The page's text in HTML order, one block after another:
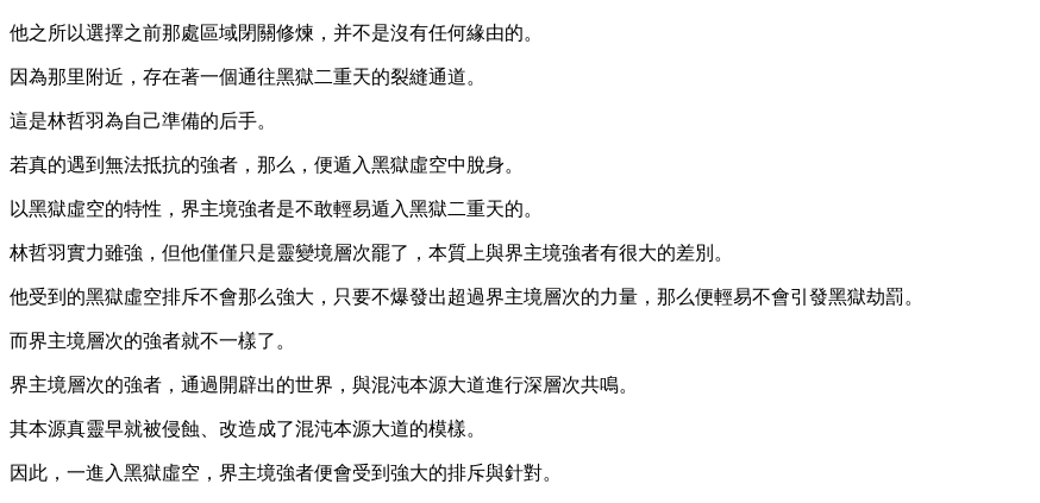
他之所以選擇之前那處區域閉關修煉，并不是沒有任何緣由的。
因為那里附近，存在著一個通往黑獄二重天的裂縫通道。
這是林哲羽為自己準備的后手。
若真的遇到無法抵抗的強者，那么，便遁入黑獄虛空中脫身。
以黑獄虛空的特性，界主境強者是不敢輕易遁入黑獄二重天的。
林哲羽實力雖強，但他僅僅只是靈變境層次罷了，本質上與界主境強者有很大的差別。
他受到的黑獄虛空排斥不會那么強大，只要不爆發出超過界主境層次的力量，那么便輕易不會引發黑獄劫罰。
而界主境層次的強者就不一樣了。
界主境層次的強者，通過開辟出的世界，與混沌本源大道進行深層次共鳴。
其本源真靈早就被侵蝕、改造成了混沌本源大道的模樣。
因此，一進入黑獄虛空，界主境強者便會受到強大的排斥與針對。